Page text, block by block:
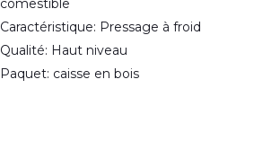
comestible
Caractéristique: Pressage à froid
Qualité: Haut niveau
Paquet: caisse en bois